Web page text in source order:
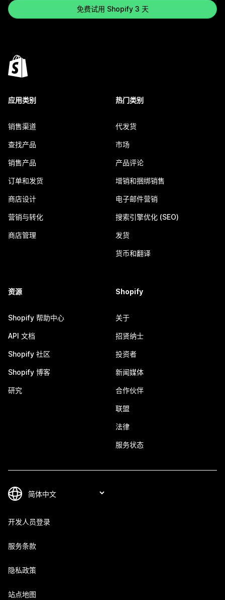
免费试用 Shopify 3 天
应用类别
销售渠道
查找产品
销售产品
订单和发货
商店设计
营销与转化
商店管理
热门类别
代发货
市场
产品评论
增销和捆绑销售
电子邮件营销
搜索引擎优化 (SEO)
发货
货币和翻译
资源
Shopify 帮助中心
API 文档
Shopify 社区
Shopify 博客
研究
Shopify
关于
招贤纳士
投资者
新闻媒体
合作伙伴
联盟
法律
服务状态
开发人员登录
服务条款
隐私政策
站点地图